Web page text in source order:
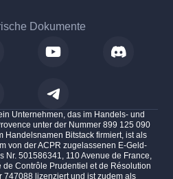
Dokumente
Unternehmen, das im Handels- und
unter der Nummer 899 125 090
Handelsnamen Bitstack firmiert, ist als
von der ACPR zugelassenen E-Geld-
Nr. 501586341, 110 Avenue de France,
Contrôle Prudentiel et de Résolution
747088 lizenziert und ist zudem als